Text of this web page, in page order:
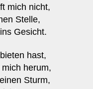
mich nicht,
Stelle,
Gesicht.
hast,
herum,
Sturm,